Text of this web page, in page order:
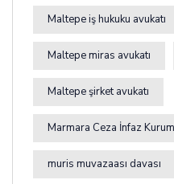
Maltepe iş hukuku avukatı
Maltepe miras avukatı
Maltepe şirket avukatı
Marmara Ceza İnfaz
muris muvazaası davası